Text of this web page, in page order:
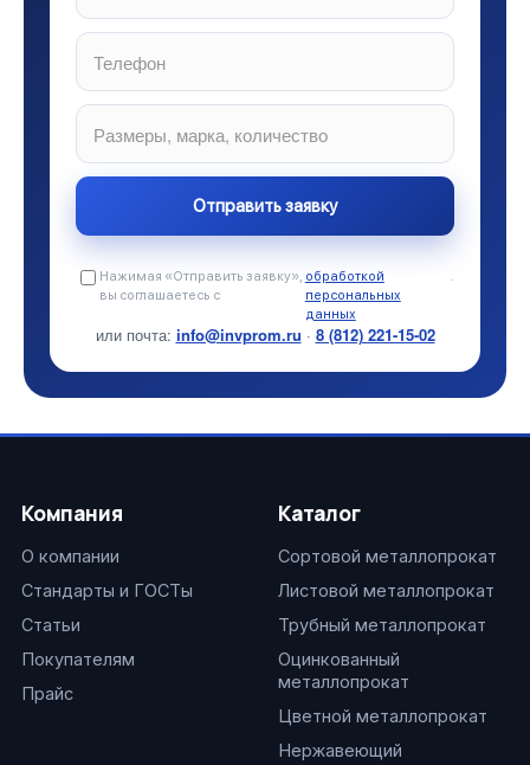
Нажимая «Отправить заявку»,
вы соглашаетесь с
обработкой
персональных
данных
.
или почта: info@invprom.ru · 8 (812) 221-15-02
Компания
О компании
Стандарты и ГОСТы
Статьи
Покупателям
Прайс
Каталог
Сортовой металлопрокат
Листовой металлопрокат
Трубный металлопрокат
Оцинкованный
металлопрокат
Цветной металлопрокат
Нержавеющий